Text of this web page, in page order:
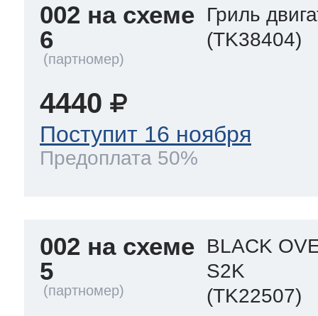
002 на схеме
6
Гриль
(TK38404)
4440
Поступит 16 ноября
Предоплата 50%
002 на схеме
5
BLACK
S2K
(TK22507)